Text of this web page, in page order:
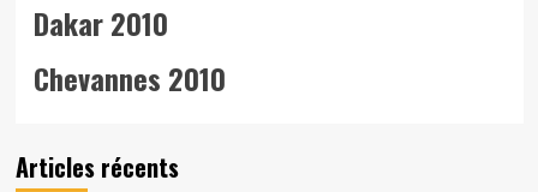
Dakar 2010
Chevannes 2010
Articles récents